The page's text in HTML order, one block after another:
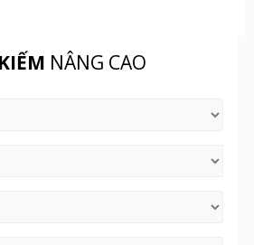
NÂNG CAO